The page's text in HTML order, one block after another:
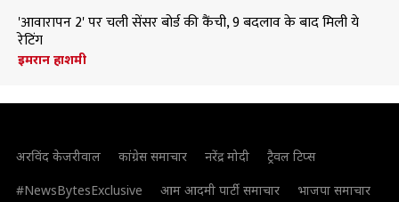
'आवारापन 2' पर चली सेंसर बोर्ड की कैंची, 9 बदलाव के बाद मिली ये
रेटिंग
इमरान हाशमी
अरविंद केजरीवाल कांग्रेस समाचार नरेंद्र मोदी
ट्रैवल टिप्स
#NewsBytesExclusive
आम आदमी पार्टी समाचार भाजपा समाचार